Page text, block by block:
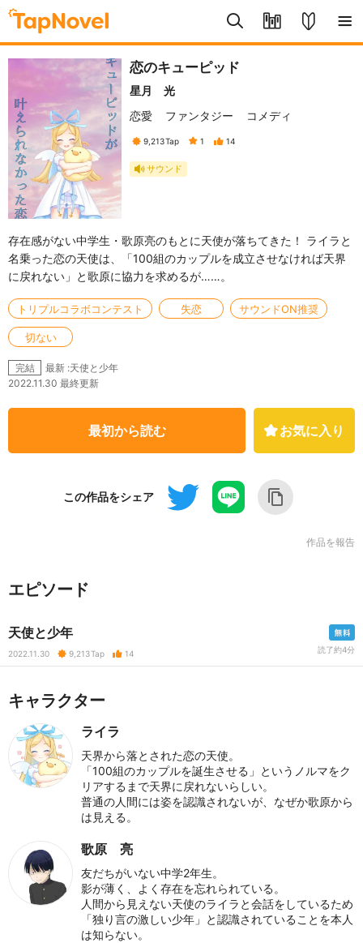
恋のキューピッド
星月 光
恋愛
ファンタジー コメディ
9,213Tap 1 14
サウンド
存在感がない中学生・歌原亮のもとに天使が落ちてきた！ ライラと
名乗った恋の天使は、「100組のカップルを成立させなければ天界
に戻れない」と歌原に協力を求めるが……。
トリプルコラボコンテスト 失恋 サウンドON推奨
切ない
完結
最新 :天使と少年
2022.11.30 最終更新
最初から読む お気に入り
この作品をシェア
作品を報告
エピソード
天使と少年
2022.11.30 9,213Tap 14 読了約4分
キャラクター
ライラ
天界から落とされた恋の天使。
「100組のカップルを誕生させる」というノルマをク
リアするまで天界に戻れないらしい。
普通の人間には姿を認識されないが、なぜか歌原から
は見える。
歌原 亮
友だちがいない中学2年生。
影が薄く、よく存在を忘れられている。
人間から見えない天使のライラと会話をしているため
「独り言の激しい少年」と認識されていることを本人
は知らない。